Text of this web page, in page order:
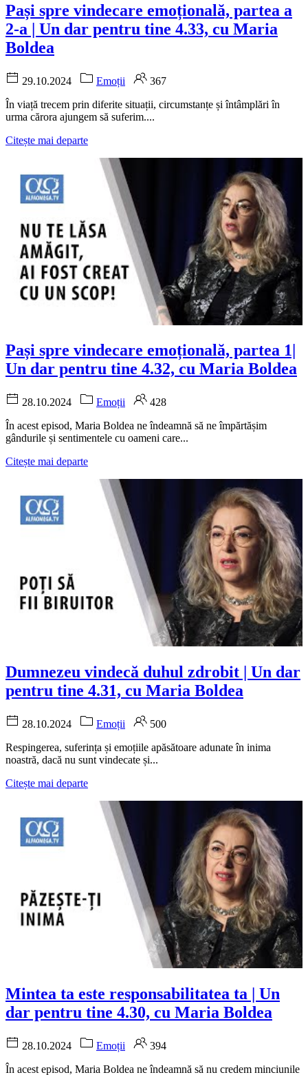
Pași spre vindecare emoțională, partea a
2-a | Un dar pentru tine 4.33, cu Maria
Boldea
29.10.2024 Emoții
367
În viață trecem prin diferite situații, circumstanțe și întâmplări în
urma cărora ajungem să suferim....
Citește mai departe
Pași spre vindecare emoțională, partea 1|
Un dar pentru tine 4.32, cu Maria Boldea
28.10.2024 Emoții
428
În acest episod, Maria Boldea ne îndeamnă să ne împărtășim
gândurile și sentimentele cu oameni care...
Citește mai departe
Dumnezeu vindecă duhul zdrobit | Un dar
pentru tine 4.31, cu Maria Boldea
28.10.2024 Emoții
500
Respingerea, suferința și emoțiile apăsătoare adunate în inima
noastră, dacă nu sunt vindecate și...
Citește mai departe
Mintea ta este responsabilitatea ta | Un
dar pentru tine 4.30, cu Maria Boldea
28.10.2024 Emoții
394
În acest episod, Maria Boldea ne îndeamnă să nu credem minciunile